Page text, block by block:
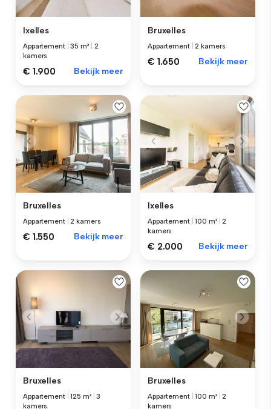
Ixelles
Appartement |35 m²
2
kamers
€ 1.900 Bekijk meer
Bruxelles
Appartement 2 kamers
€ 1.650 Bekijk meer
Bruxelles
Appartement |2 kamers
€ 1.550 Bekijk meer
Ixelles
Appartement |100 m² |2
kamers
€ 2.000 Bekijk meer
Bruxelles
Appartement |125 m² |3
kamers
Bruxelles
Appartement |100 m² |2
kamers